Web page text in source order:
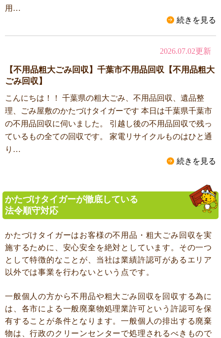
用…
続きを見る
2026.07.02更新
【不用品粗大ごみ回収】千葉市不用品回収【不用品粗大
ごみ回収】
こんにちは！！ 千葉県の粗大ごみ、不用品回収、遺品整
理、ごみ屋敷のかたづけタイガーです 本日は千葉県千葉市
の不用品回収に伺いました。 引越し後の不用品回収で残っ
ているもの全ての回収です。 家電リサイクルものはひと通
り…
続きを見る
かたづけタイガーが徹底している
法令順守対応
かたづけタイガーはお客様の不用品・粗大ごみ回収を実
施するために、安心安全を絶対としています。その一つ
として特徴的なことが、当社は業績許認可があるエリア
以外では事業を行わないという点です。
一般個人の方から不用品や粗大ごみ回収を回収する為に
は、各市による一般廃棄物処理業許可という許認可を保
有することが条件となります。一般個人の排出する廃棄
物は、行政のクリーンセンターで処理されるべきもので